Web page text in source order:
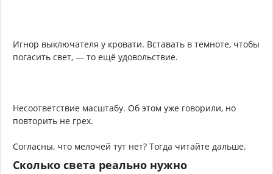
Игнор выключателя у кровати. Вставать в темноте, чтобы
погасить свет, — то ещё удовольствие.
Несоответствие масштабу. Об этом уже говорили, но
повторить не грех.
Согласны, что мелочей тут нет? Тогда читайте дальше.
Сколько света реально нужно